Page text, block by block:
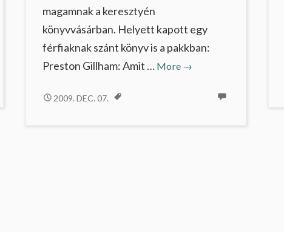
magamnak a keresztyén
könyvvásárban. Helyett kapott egy
férfiaknak szánt könyv is a pakkban:
Preston Gillham: Amit … More
Isten
→
ISTEN
2009. DEC. 07.